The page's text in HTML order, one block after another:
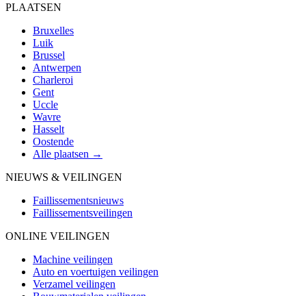
PLAATSEN
Bruxelles
Luik
Brussel
Antwerpen
Charleroi
Gent
Uccle
Wavre
Hasselt
Oostende
Alle plaatsen →
NIEUWS & VEILINGEN
Faillissementsnieuws
Faillissementsveilingen
ONLINE VEILINGEN
Machine veilingen
Auto en voertuigen veilingen
Verzamel veilingen